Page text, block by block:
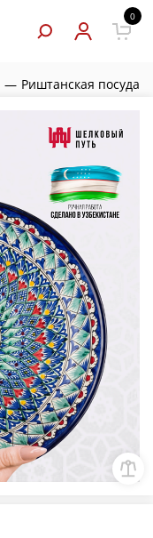
0
— Риштанская посуда